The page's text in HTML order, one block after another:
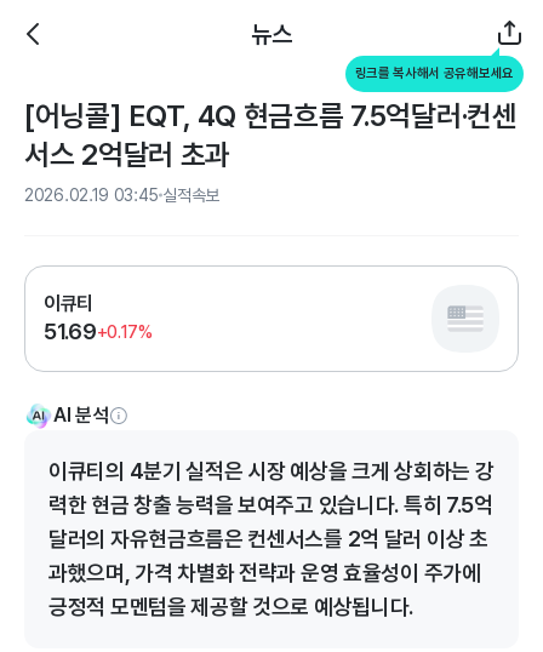
뉴스
링크를 복사해서 공유해보세요
[어닝콜] EQT, 4Q 현금흐름 7.5억달러·컨센
서스 2억달러 초과
2026.02.19 03:45 실적속보
이큐티
51.69+0.17%
AI 분석
이큐티의 4분기 실적은 시장 예상을 크게 상회하는 강
력한 현금 창출 능력을 보여주고 있습니다. 특히 7.5억
달러의 자유현금흐름은 컨센서스를 2억 달러 이상 초
과했으며, 가격 차별화 전략과 운영 효율성이 주가에
긍정적 모멘텀을 제공할 것으로 예상됩니다.